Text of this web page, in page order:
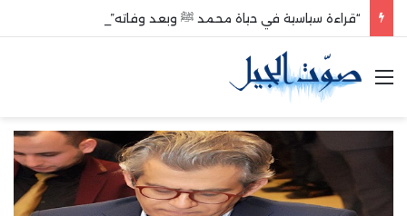
“قراءة سياسية في حياة محمد ﷺ وبعد وفاته”
القائمة